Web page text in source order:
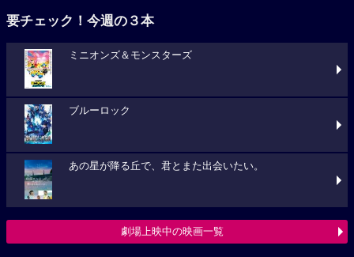
要チェック！今週の３本
ミニオンズ＆モンスターズ
ブルーロック
あの星が降る丘で、君とまた出会いたい。
劇場上映中の映画一覧